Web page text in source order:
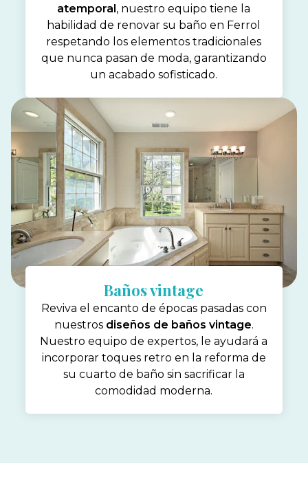
atemporal , nuestro equipo tiene la
habilidad de renovar su baño en Ferrol
respetando los elementos tradicionales
que nunca pasan de moda, garantizando
un acabado sofisticado.
Baños vintage
Reviva el encanto de épocas pasadas con
nuestros diseños de baños vintage.
Nuestro equipo de expertos, le ayudará a
incorporar toques retro en la reforma de
su cuarto de baño sin sacrificar la
comodidad moderna.